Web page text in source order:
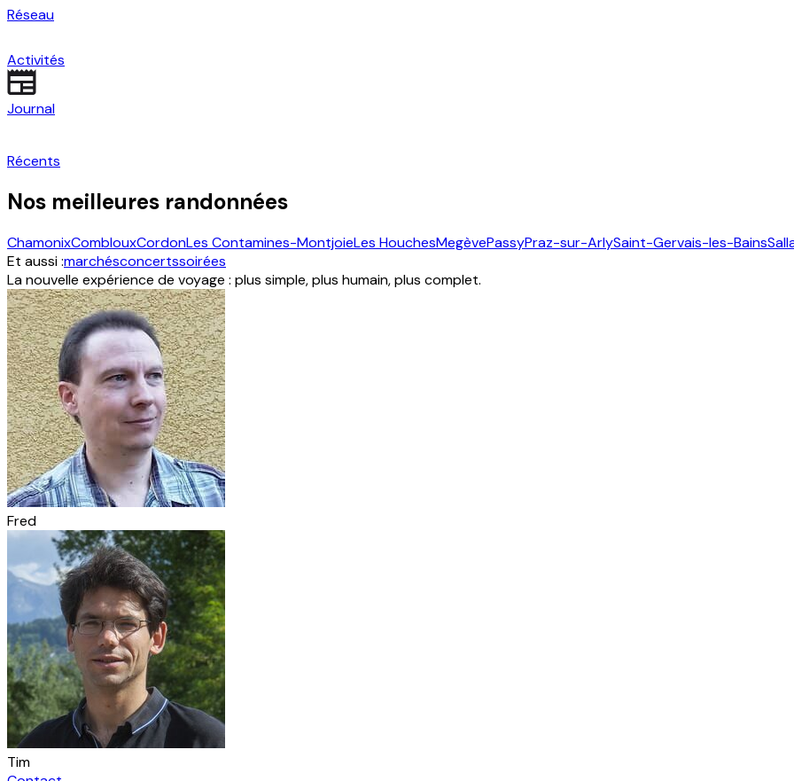
Réseau
Activités
Journal
Récents
Nos meilleures randonnées
ChamonixComblouxCordonLes Contamines-MontjoieLes HouchesMegèvePassyPraz-sur-ArlySaint-Gervais-les-Bains
Et aussi :marchésconcertssoirées
La nouvelle expérience de voyage : plus simple, plus humain, plus complet.
Fred
Tim